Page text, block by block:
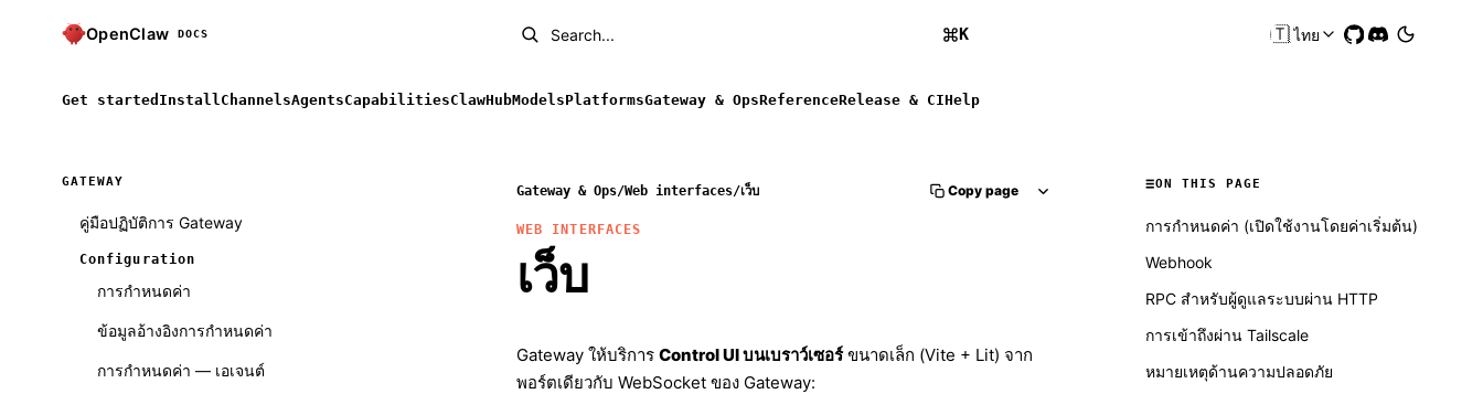
OpenClaw DOCS Search... K 🇹🇭ไทย
Get started Install ChannelsAgentsCapabilitiesClawHubModelsPlatformsGateway & OpsReferenceRelease & CIHelp
GATEWAY
คู่มือปฏิบัติการ Gateway
Configuration
การกำหนดค่า
ข้อมูลอ้างอิงการกำหนดค่า
การกำหนดค่า — เอเจนต์
Gateway & Ops/Web interfaces/เว็บ Copy page
WEB INTERFACES
เว็บ
Gateway ให้บริการ Control UI บนเบราว์เซอร์ขนาดเล็ก (Vite + Lit) จาก
พอร์ตเดียวกับ WebSocket ของ Gateway:
ON THIS PAGE
การกำหนดค่า (เปิดใช้งานโดยค่าเริ่มต้น)
Webhook
RPC สำหรับผู้ดูแลระบบผ่าน HTTP
การเข้าถึงผ่าน Tailscale
หมายเหตุด้านความปลอดภัย